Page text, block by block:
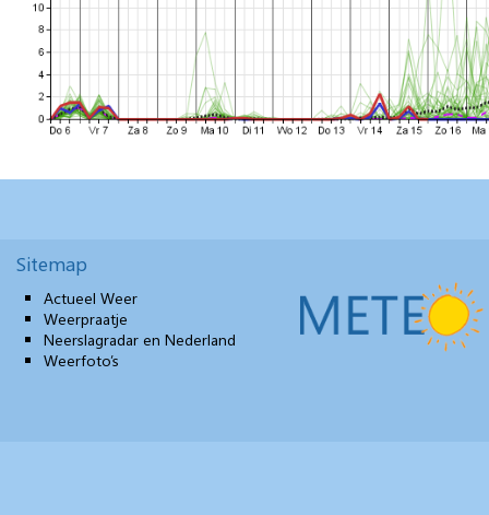
Sitemap
Actueel Weer
Weerpraatje
Neerslagradar en Nederland
Weerfoto’s